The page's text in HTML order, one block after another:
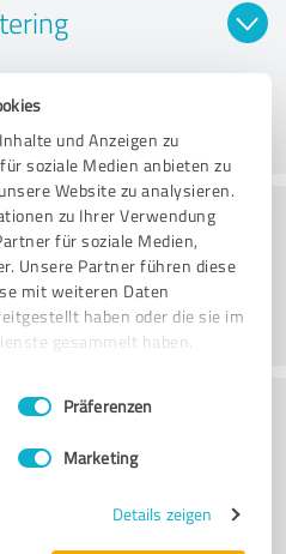
und Anzeigen zu
soziale Medien anbieten zu
Website zu analysieren.
zu Ihrer Verwendung
für soziale Medien,
Unsere Partner führen diese
mit weiteren Daten
haben oder die sie im
gesammelt haben.
Präferenzen
Marketing
Details zeigen
Plats